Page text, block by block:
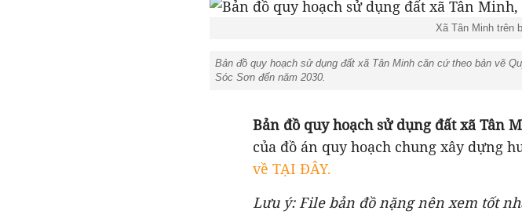
Xã Tân Minh trên
Bản đồ quy hoạch sử dụng đất xã Tân Minh căn cứ theo bản vẽ
Sóc Sơn đến năm 2030.
Bản đồ quy hoạch sử dụng đất xã Tân
của đồ án quy hoạch chung xây dựng
về TẠI ĐÂY.
Lưu ý: File bản đồ nặng nên xem tốt